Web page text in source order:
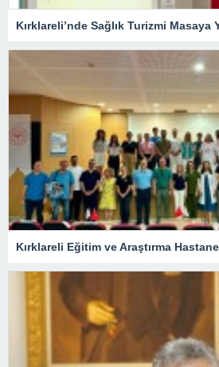
Kırklareli’nde Sağlık Turizmi Masaya